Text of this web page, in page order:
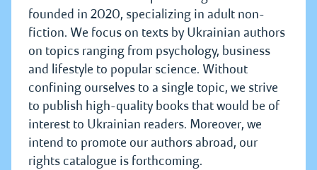
founded in 2020, specializing in adult non-
fiction. We focus on texts by Ukrainian authors
on topics ranging from psychology, business
and lifestyle to popular science. Without
confining ourselves to a single topic, we strive
to publish high-quality books that would be of
interest to Ukrainian readers. Moreover, we
intend to promote our authors abroad, our
rights catalogue is forthcoming.